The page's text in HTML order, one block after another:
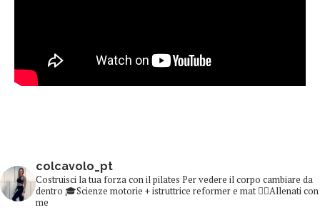
colcavolo_pt
Costruisci la tua forza con il pilates Per vedere il corpo cambiare da
dentro 🎓Scienze motorie + istruttrice reformer e mat 👇🏻Allenati con
me